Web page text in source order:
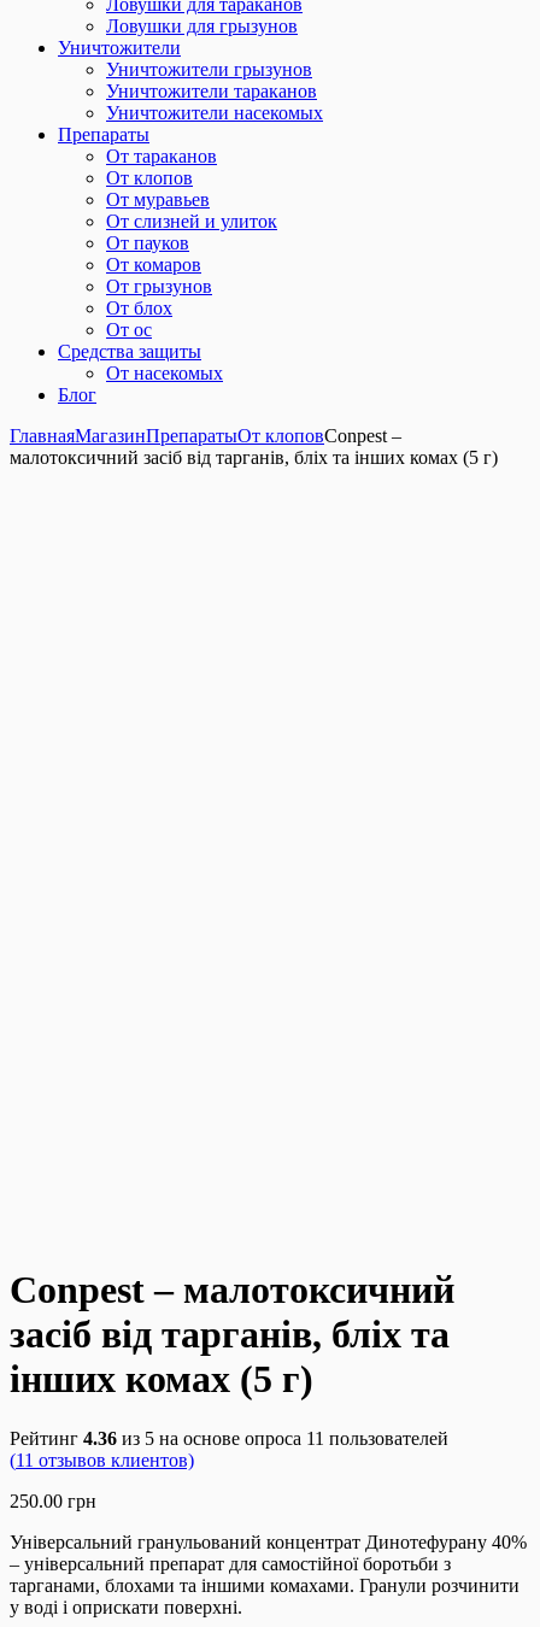
Ловушки для грызунов
Уничтожители
Уничтожители грызунов
Уничтожители тараканов
Уничтожители насекомых
Препараты
От тараканов
От клопов
От муравьев
От слизней и улиток
От пауков
От комаров
От грызунов
От блох
От ос
Средства защиты
От насекомых
Блог
ГлавнаяМагазинПрепаратыОт клоповConpest –
малотоксичний засіб від тарганів, бліх та інших комах (5 г)
Conpest – малотоксичний
засіб від тарганів, бліх та
інших комах (5 г)
Рейтинг 4.36 из 5 на основе опроса 11 пользователей
(11 отзывов клиентов)
250.00 грн
Універсальний гранульований концентрат Динотефурану 40%
– універсальний препарат для самостійної боротьби з
тарганами, блохами та іншими комахами. Гранули розчинити
у воді і оприскати поверхні.